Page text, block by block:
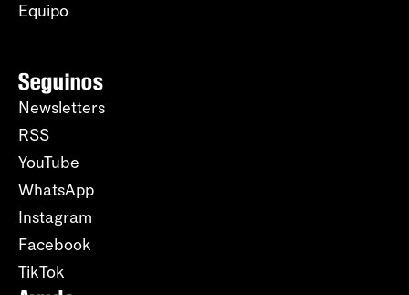
Equipo
Seguinos
Newsletters
RSS
YouTube
WhatsApp
Instagram
Facebook
TikTok